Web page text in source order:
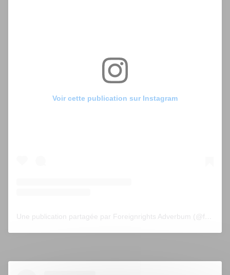
Voir cette publication sur Instagram
Une publication partagée par Foreignrights Adverbum (@foreignrightsadverbum)